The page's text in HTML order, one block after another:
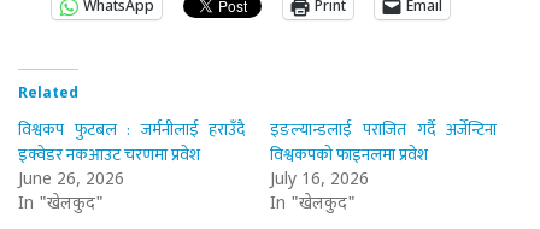
WhatsApp Print Email
Related
विश्वकप फुटबल : जर्मनीलाई हराउँदै
इक्वेडर नकआउट चरणमा प्रवेश
June 26, 2026
In "खेलकुद"
इङल्यान्डलाई पराजित गर्दै अर्जेन्टिना
विश्वकपको फाइनलमा प्रवेश
July 16, 2026
In "खेलकुद"